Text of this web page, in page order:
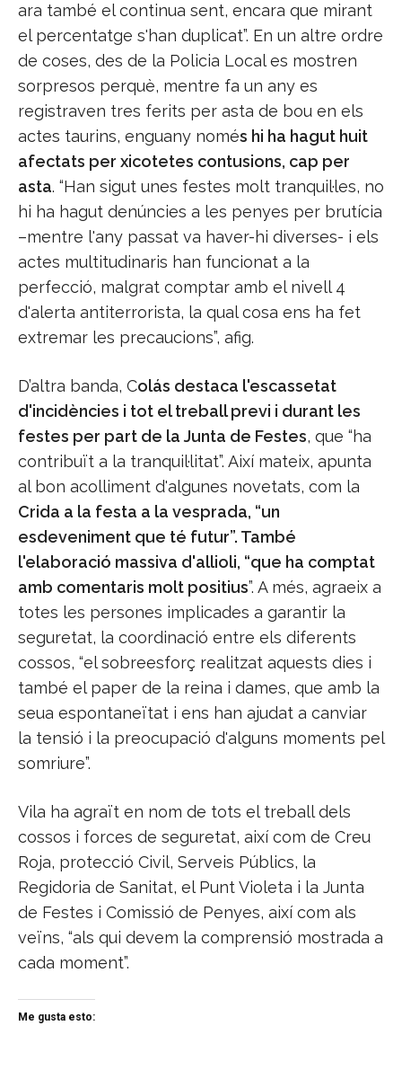
ara també el continua sent, encara que mirant
el percentatge s'han duplicat”. En un altre ordre
de coses, des de la Policia Local es mostren
sorpresos perquè, mentre fa un any es
registraven tres ferits per asta de bou en els
actes taurins, enguany només hi ha hagut huit
afectats per xicotetes contusions, cap per
asta. “Han sigut unes festes molt tranquil·les, no
hi ha hagut denúncies a les penyes per brutícia
–mentre l'any passat va haver-hi diverses- i els
actes multitudinaris han funcionat a la
perfecció, malgrat comptar amb el nivell 4
d'alerta antiterrorista, la qual cosa ens ha fet
extremar les precaucions”, afig.
D’altra banda, Colás destaca l'escassetat
d'incidències i tot el treball previ i durant les
festes per part de la Junta de Festes, que “ha
contribuït a la tranquil·litat”. Així mateix, apunta
al bon acolliment d'algunes novetats, com la
Crida a la festa a la vesprada, “un
esdeveniment que té futur”. També
l'elaboració massiva d'allioli, “que ha comptat
amb comentaris molt positius”. A més, agraeix a
totes les persones implicades a garantir la
seguretat, la coordinació entre els diferents
cossos, “el sobreesforç realitzat aquests dies i
també el paper de la reina i dames, que amb la
seua espontaneïtat i ens han ajudat a canviar
la tensió i la preocupació d'alguns moments pel
somriure”.
Vila ha agraït en nom de tots el treball dels
cossos i forces de seguretat, així com de Creu
Roja, protecció Civil, Serveis Públics, la
Regidoria de Sanitat, el Punt Violeta i la Junta
de Festes i Comissió de Penyes, així com als
veïns, “als qui devem la comprensió mostrada a
cada moment”.
Me gusta esto: